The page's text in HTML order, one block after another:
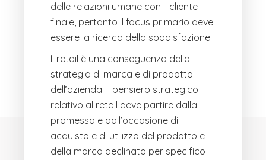
delle relazioni umane con il cliente
finale, pertanto il focus primario deve
essere la ricerca della soddisfazione.
Il retail è una conseguenza della
strategia di marca e di prodotto
dell’azienda. Il pensiero strategico
relativo al retail deve partire dalla
promessa e dall’occasione di
acquisto e di utilizzo del prodotto e
della marca declinato per specifico